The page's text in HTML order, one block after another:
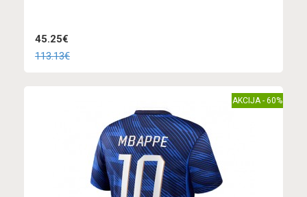
45.25€
113.13€
AKCIJA - 60%